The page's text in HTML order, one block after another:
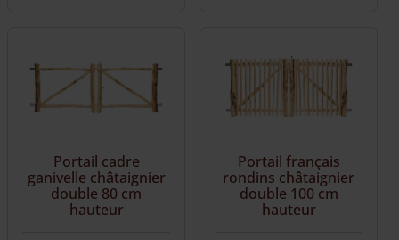
Portail cadre
ganivelle châtaignier
double 80 cm
hauteur
Portail français
rondins châtaignier
double 100 cm
hauteur